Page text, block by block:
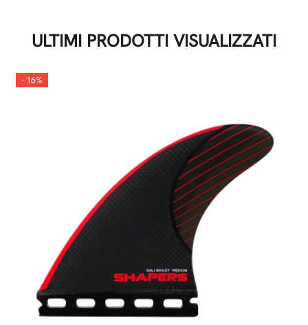
ULTIMI PRODOTTI VISUALIZZATI
- 16%